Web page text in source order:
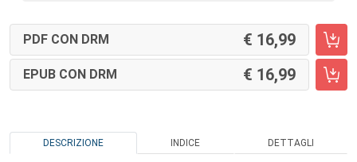
PDF CON DRM 16,99
EPUB CON DRM 16,99
DESCRIZIONE INDICE DETTAGLI